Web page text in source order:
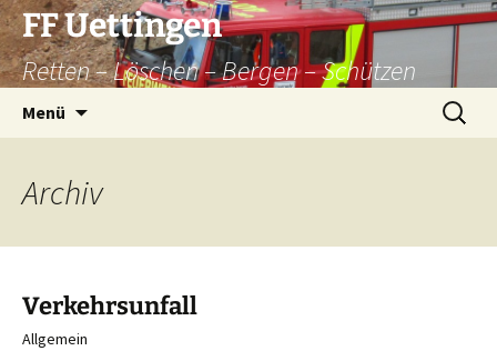
Zum
Inhalt
springen
FF Uettingen
Retten – Löschen – Bergen – Schützen
Menü
Suchen
nach:
Archiv
Verkehrsunfall
Allgemein